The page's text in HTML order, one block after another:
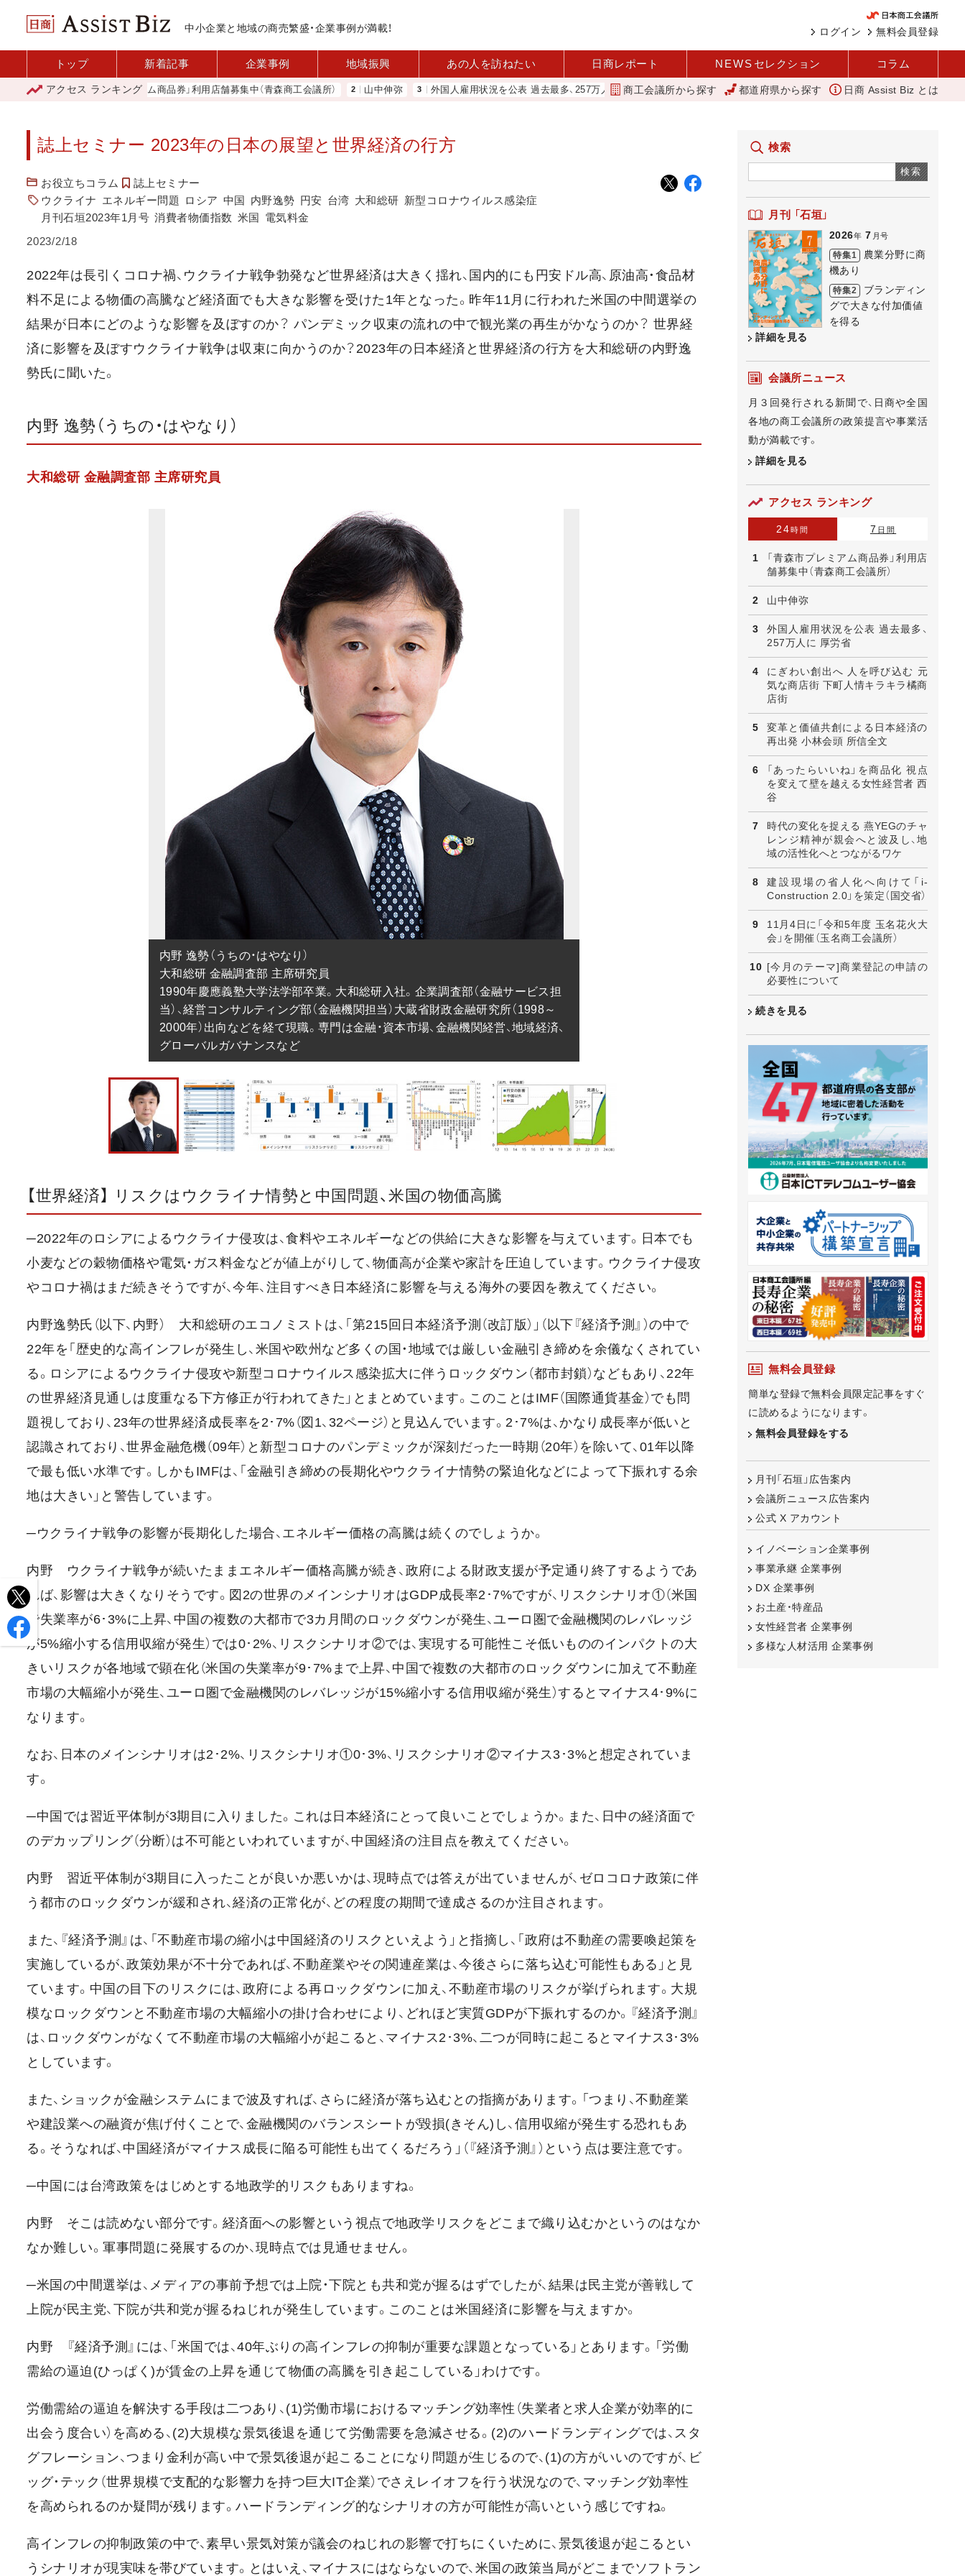
中小企業と地域の商売繁盛・企業事例が満載！ 無料会員登録
ログイン
トップ 新着記事 企業事例 地域振興 あの人を訪ねたい 日商レポート NEWS セレクション コラム
アクセス ランキング
「青森市プレミアム商品券」利用店舗募集中（青森商工会議所） 山中伸弥 外国人雇用状況を公表 過去最多、257万人に 厚労省 にぎわい創出へ 人を呼び込む 元気な商店街 下町人情キラキラ橘商店街
商工会議所から探す 都道府県から探す 日商 Assist Biz とは
誌上セミナー 2023年の日本の展望と世界経済の行方
お役立ちコラム
誌上セミナー
ウクライナ エネルギー問題 ロシア 中国 内野逸勢 円安 台湾 大和総研 新型コロナウイルス感染症
月刊石垣2023年1月号 消費者物価指数 米国 電気料金
2023/2/18
2022年は長引くコロナ禍、ウクライナ戦争勃発など世界経済は大きく揺れ、国内的にも円安ドル高、原油高・食品材
料不足による物価の高騰など経済面でも大きな影響を受けた1年となった。昨年11月に行われた米国の中間選挙の
結果が日本にどのような影響を及ぼすのか？ パンデミック収束の流れの中で観光業の再生がかなうのか？ 世界経
済に影響を及ぼすウクライナ戦争は収束に向かうのか？2023年の日本経済と世界経済の行方を大和総研の内野逸
勢氏に聞いた。
内野 逸勢（うちの・はやなり）
大和総研 金融調査部 主席研究員
内野 逸勢（うちの・はやなり）
大和総研 金融調査部 主席研究員
1990年慶應義塾大学法学部卒業。大和総研入社。企業調査部（金融サービス担
当）、経営コンサルティング部（金融機関担当）大蔵省財政金融研究所（1998～
2000年）出向などを経て現職。専門は金融・資本市場、金融機関経営、地域経済、
グローバルガバナンスなど
【世界経済】 リスクはウクライナ情勢と中国問題、米国の物価高騰
─2022年のロシアによるウクライナ侵攻は、食料やエネルギーなどの供給に大きな影響を与えています。日本でも
小麦などの穀物価格や電気・ガス料金などが値上がりして、物価高が企業や家計を圧迫しています。ウクライナ侵攻
やコロナ禍はまだ続きそうですが、今年、注目すべき日本経済に影響を与える海外の要因を教えてください。
内野逸勢氏（以下、内野） 大和総研のエコノミストは、「第215回日本経済予測（改訂版）」（以下『経済予測』）の中で
22年を「歴史的な高インフレが発生し、米国や欧州など多くの国・地域では厳しい金融引き締めを余儀なくされてい
る。ロシアによるウクライナ侵攻や新型コロナウイルス感染拡大に伴うロックダウン（都市封鎖）などもあり、22年
の世界経済見通しは度重なる下方修正が行われてきた」とまとめています。このことはIMF（国際通貨基金）でも問
題視しており、23年の世界経済成長率を2･7%（図1、32ページ）と見込んでいます。2･7%は、かなり成長率が低いと
認識されており、世界金融危機（09年）と新型コロナのパンデミックが深刻だった一時期（20年）を除いて、01年以降
で最も低い水準です。しかもIMFは、「金融引き締めの長期化やウクライナ情勢の緊迫化などによって下振れする余
地は大きい」と警告しています。
─ウクライナ戦争の影響が長期化した場合、エネルギー価格の高騰は続くのでしょうか。
内野 ウクライナ戦争が続いたままエネルギー価格高騰が続き、政府による財政支援が予定通り終了するようであ
れば、影響は大きくなりそうです。図2の世界のメインシナリオはGDP成長率2･7%ですが、リスクシナリオ①（米国
で失業率が6･3%に上昇、中国の複数の大都市で3カ月間のロックダウンが発生、ユーロ圏で金融機関のレバレッジ
が5%縮小する信用収縮が発生）では0･2%、リスクシナリオ②では、実現する可能性こそ低いもののインパクトの大
きいリスクが各地域で顕在化（米国の失業率が9･7%まで上昇、中国で複数の大都市のロックダウンに加えて不動産
市場の大幅縮小が発生、ユーロ圏で金融機関のレバレッジが15%縮小する信用収縮が発生）するとマイナス4･9%に
なります。
なお、日本のメインシナリオは2･2%、リスクシナリオ①0･3%、リスクシナリオ②マイナス3･3%と想定されていま
す。
─中国では習近平体制が3期目に入りました。これは日本経済にとって良いことでしょうか。また、日中の経済面で
のデカップリング（分断）は不可能といわれていますが、中国経済の注目点を教えてください。
内野 習近平体制が3期目に入ったことが良いか悪いかは、現時点では答えが出ていませんが、ゼロコロナ政策に伴
う都市のロックダウンが緩和され、経済の正常化が、どの程度の期間で達成さるのか注目されます。
また、『経済予測』は、「不動産市場の縮小は中国経済のリスクといえよう」と指摘し、「政府は不動産の需要喚起策を
実施しているが、政策効果が不十分であれば、不動産業やその関連産業は、今後さらに落ち込む可能性もある」と見
ています。中国の目下のリスクには、政府による再ロックダウンに加え、不動産市場のリスクが挙げられます。大規
模なロックダウンと不動産市場の大幅縮小の掛け合わせにより、どれほど実質GDPが下振れするのか。『経済予測』
は、ロックダウンがなくて不動産市場の大幅縮小が起こると、マイナス2･3%、二つが同時に起こるとマイナス3･3%
としています。
また、ショックが金融システムにまで波及すれば、さらに経済が落ち込むとの指摘があります。「つまり、不動産業
や建設業への融資が焦げ付くことで、金融機関のバランスシートが毀損(きそん)し、信用収縮が発生する恐れもあ
る。そうなれば、中国経済がマイナス成長に陥る可能性も出てくるだろう」（『経済予測』）という点は要注意です。
─中国には台湾政策をはじめとする地政学的リスクもありますね。
内野 そこは読めない部分です。経済面への影響という視点で地政学リスクをどこまで織り込むかというのはなか
なか難しい。軍事問題に発展するのか、現時点では見通せません。
─米国の中間選挙は、メディアの事前予想では上院・下院とも共和党が握るはずでしたが、結果は民主党が善戦して
上院が民主党、下院が共和党が握るねじれが発生しています。このことは米国経済に影響を与えますか。
内野 『経済予測』には、「米国では、40年ぶりの高インフレの抑制が重要な課題となっている」とあります。「労働
需給の逼迫(ひっぱく)が賃金の上昇を通じて物価の高騰を引き起こしている」わけです。
労働需給の逼迫を解決する手段は二つあり、(1)労働市場におけるマッチング効率性（失業者と求人企業が効率的に
出会う度合い）を高める、(2)大規模な景気後退を通じて労働需要を急減させる。(2)のハードランディングでは、スタ
グフレーション、つまり金利が高い中で景気後退が起こることになり問題が生じるので、(1)の方がいいのですが、ビ
ッグ・テック（世界規模で支配的な影響力を持つ巨大IT企業）でさえレイオフを行う状況なので、マッチング効率性
を高められるのか疑問が残ります。ハードランディング的なシナリオの方が可能性が高いという感じですね。
高インフレの抑制政策の中で、素早い景気対策が議会のねじれの影響で打ちにくいために、景気後退が起こるとい
うシナリオが現実味を帯びています。とはいえ、マイナスにはならないので、米国の政策当局がどこまでソフトラン
検索
検索
月刊 「石垣」
2026年 7 月号
特集1
農業分野に商
機あり
特集2
ブランディン
グで大きな付加価値
を得る
詳細を見る
会議所ニュース
月３回発行される新聞で、日商や全国
各地の商工会議所の政策提言や事業活
動が満載です。
詳細を見る
アクセス ランキング
24時間 7 日間
「青森市プレミアム商品券」利用店
舗募集中（青森商工会議所）
山中伸弥
外国人雇用状況を公表 過去最多、
257万人に 厚労省
にぎわい創出へ 人を呼び込む 元
気な商店街 下町人情キラキラ橘商
店街
変革と価値共創による日本経済の
再出発 小林会頭 所信全文
「あったらいいね」を商品化 視点
を変えて壁を越える女性経営者 西
谷
時代の変化を捉える 燕YEGのチャ
レンジ精神が親会へと波及し、地
域の活性化へとつながるワケ
建設現場の省人化へ向けて「i-
Construction 2.0」を策定（国交省）
11月4日に「令和5年度 玉名花火大
会」を開催（玉名商工会議所）
[今月のテーマ]商業登記の申請の
必要性について
続きを見る
無料会員登録
簡単な登録で無料会員限定記事をすぐ
に読めるようになります。
無料会員登録をする
月刊「石垣」広告案内
会議所ニュース広告案内
公式 X アカウント
イノベーション企業事例
事業承継 企業事例
DX 企業事例
お土産・特産品
女性経営者 企業事例
多様な人材活用 企業事例